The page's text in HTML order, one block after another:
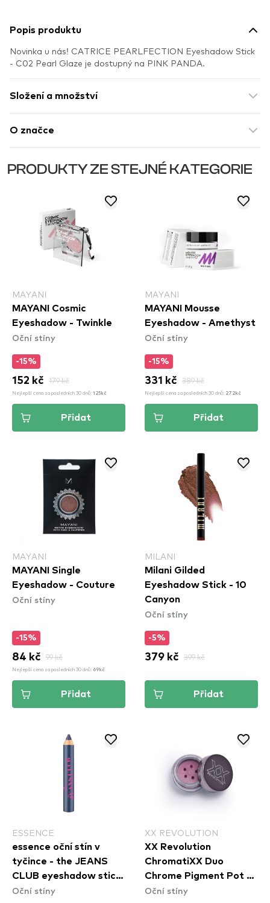
Popis produktu
Novinka u nás! CATRICE PEARLFECTION Eyeshadow Stick
- C02 Pearl Glaze je dostupný na PINK PANDA.
Složení a množství
O značce
PRODUKTY ZE STEJNÉ KATEGORIE
MAYANI
MAYANI Cosmic
Eyeshadow - Twinkle
Oční stíny
-15%
152 kč 179 kč
Nejlepší cena za posledních 30 dnů: 125kč
Přidat
MAYANI
MAYANI Mousse
Eyeshadow - Amethyst
Oční stíny
-15%
331 kč 389 kč
Nejlepší cena za posledních 30 dnů: 272kč
Přidat
MAYANI
MAYANI Single
Eyeshadow - Couture
Oční stíny
-15%
84 kč 99 kč
Nejlepší cena za posledních 30 dnů: 69kč
Přidat
MILANI
Milani Gilded
Eyeshadow Stick - 10
Canyon
Oční stíny
-5%
379 kč 399 kč
Přidat
ESSENCE
essence oční stín v
tyčince - the JEANS
CLUB eyeshadow stick
01
Oční stíny
XX REVOLUTION
XX Revolution
ChromatiXX Duo
Chrome Pigment Pot -
Flip
Oční stíny